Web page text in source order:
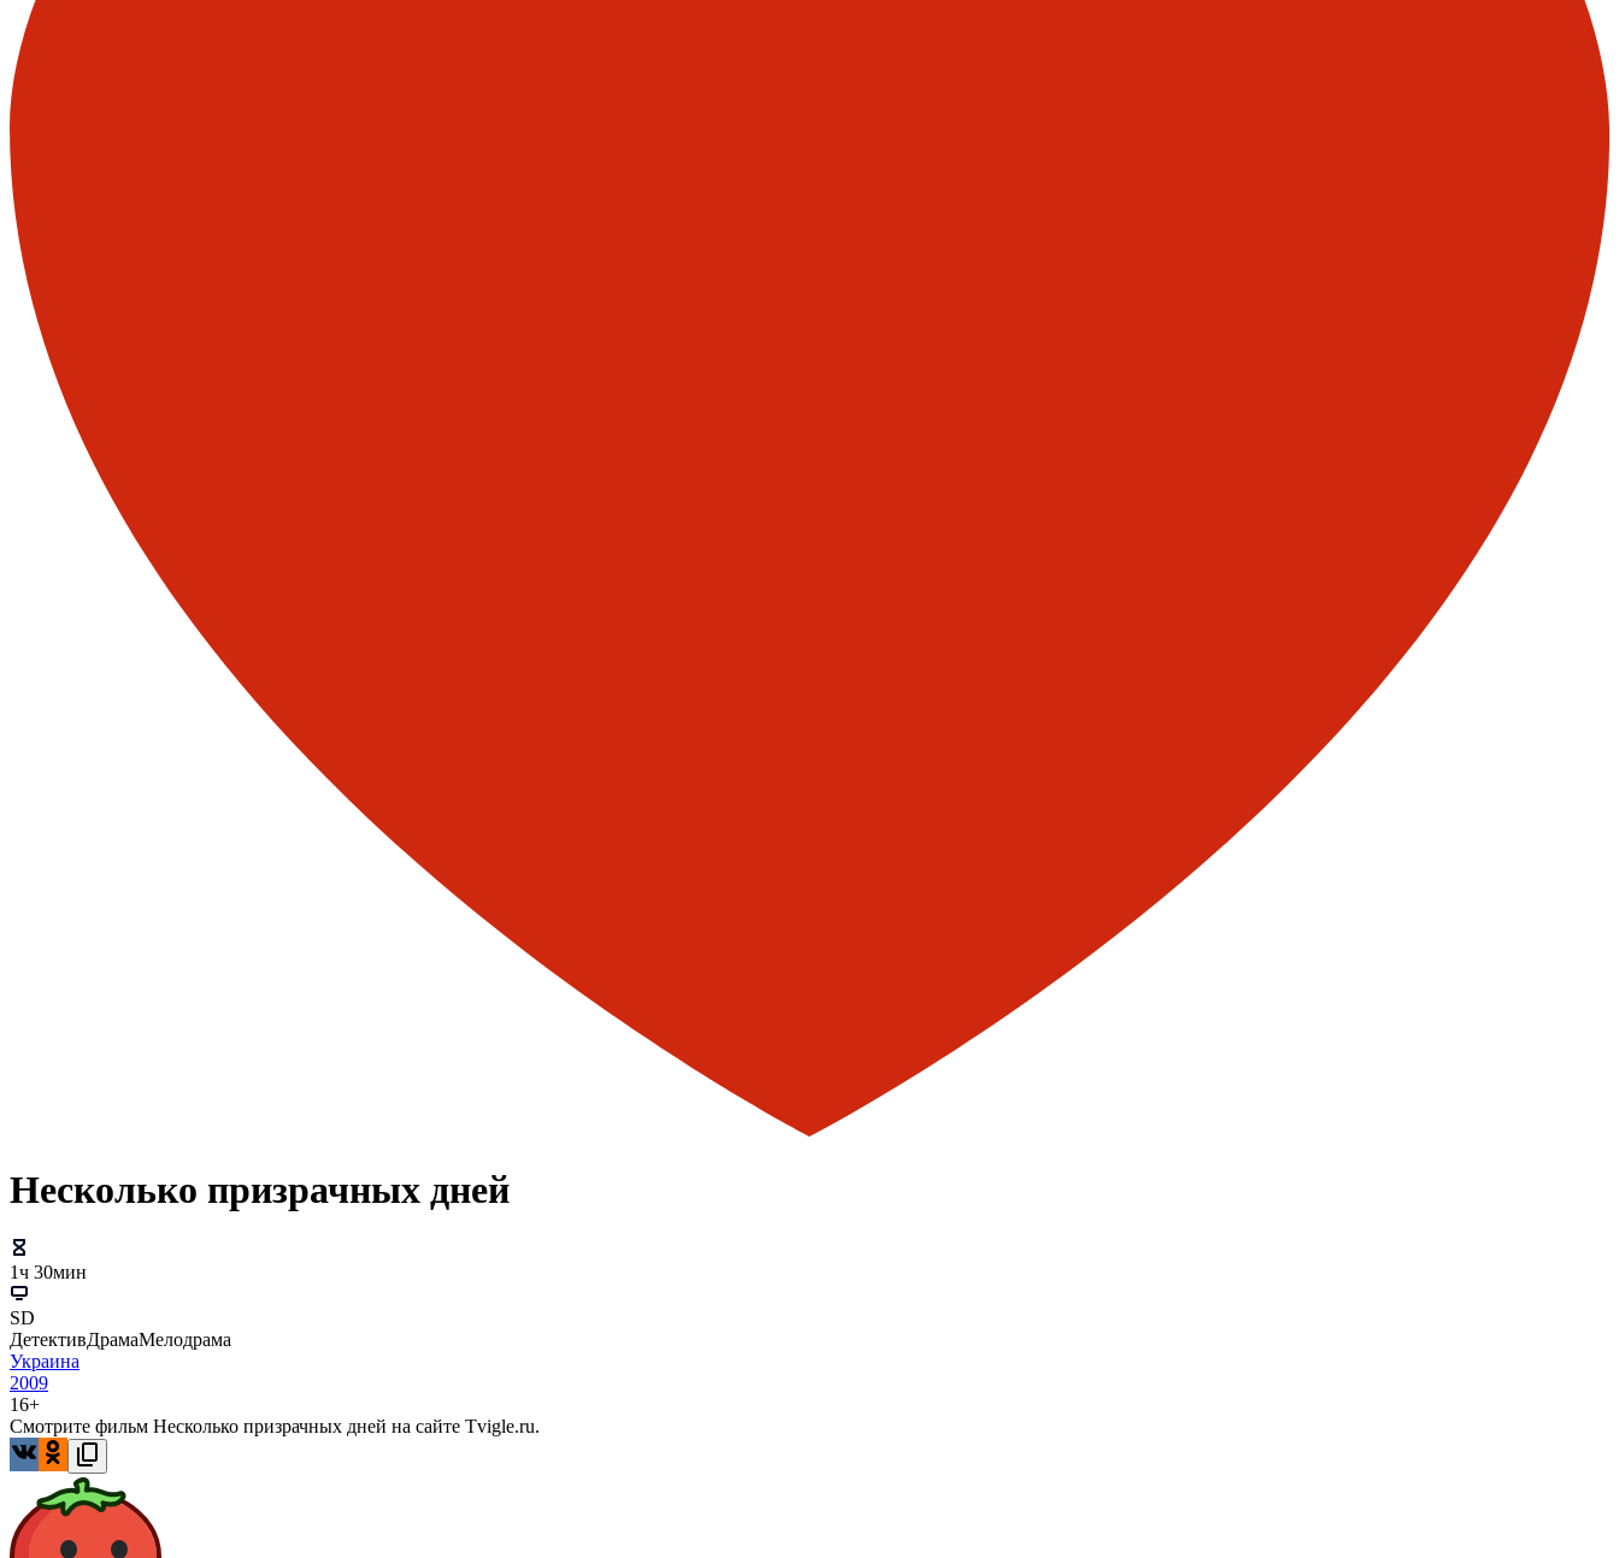
Несколько призрачных дней
1ч 30мин
SD
ДетективДрамаМелодрама
Украина
2009
16+
Смотрите фильм Несколько призрачных дней на сайте Tvigle.ru.